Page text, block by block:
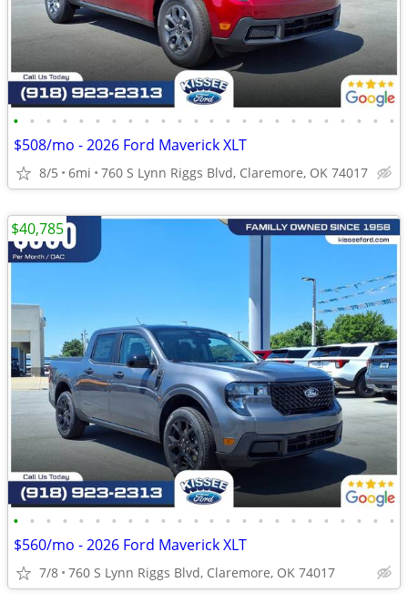
• • • • • • • • • • • • • • • • • • • • • • • •
$508/mo - 2026 Ford Maverick XLT
8/5 6mi 760 S Lynn Riggs Blvd, Claremore, OK 74017
• • • • • • • • • • • • • • • • • • • • • • • •
$560/mo - 2026 Ford Maverick XLT
7/8 760 S Lynn Riggs Blvd, Claremore, OK 74017
$40,785